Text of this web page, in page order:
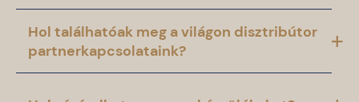
Hol találhatóak meg a világon disztribútor
partnerkapcsolataink?